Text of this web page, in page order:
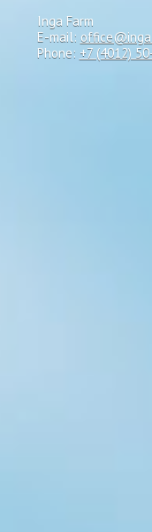
Inga Farm
E-mail:
Phone: +7 (4012)